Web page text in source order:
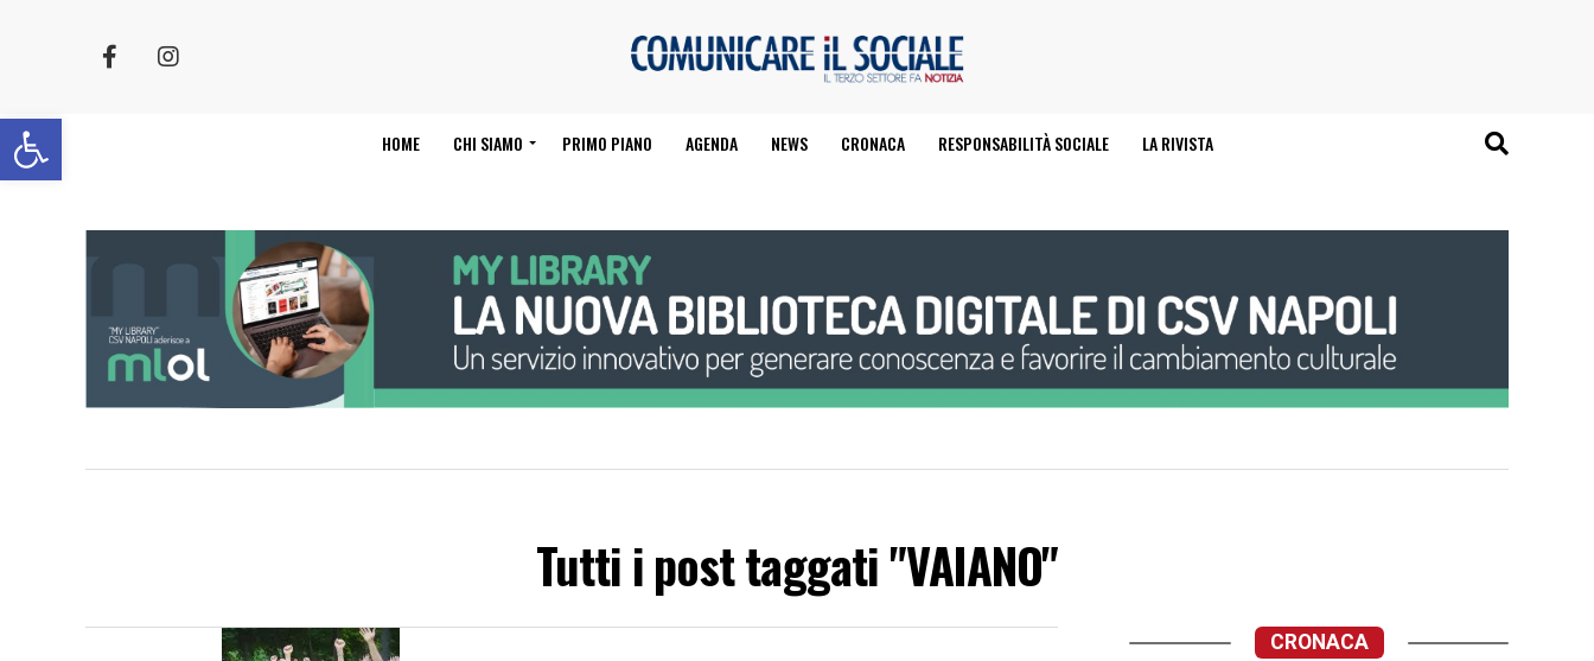
Apri la barra degli strumenti HOME CHI SIAMO PRIMO PIANO AGENDA NEWS CRONACA RESPONSABILITÀ SOCIALE LA RIVISTA
Tutti i post taggati "VAIANO"
CRONACA